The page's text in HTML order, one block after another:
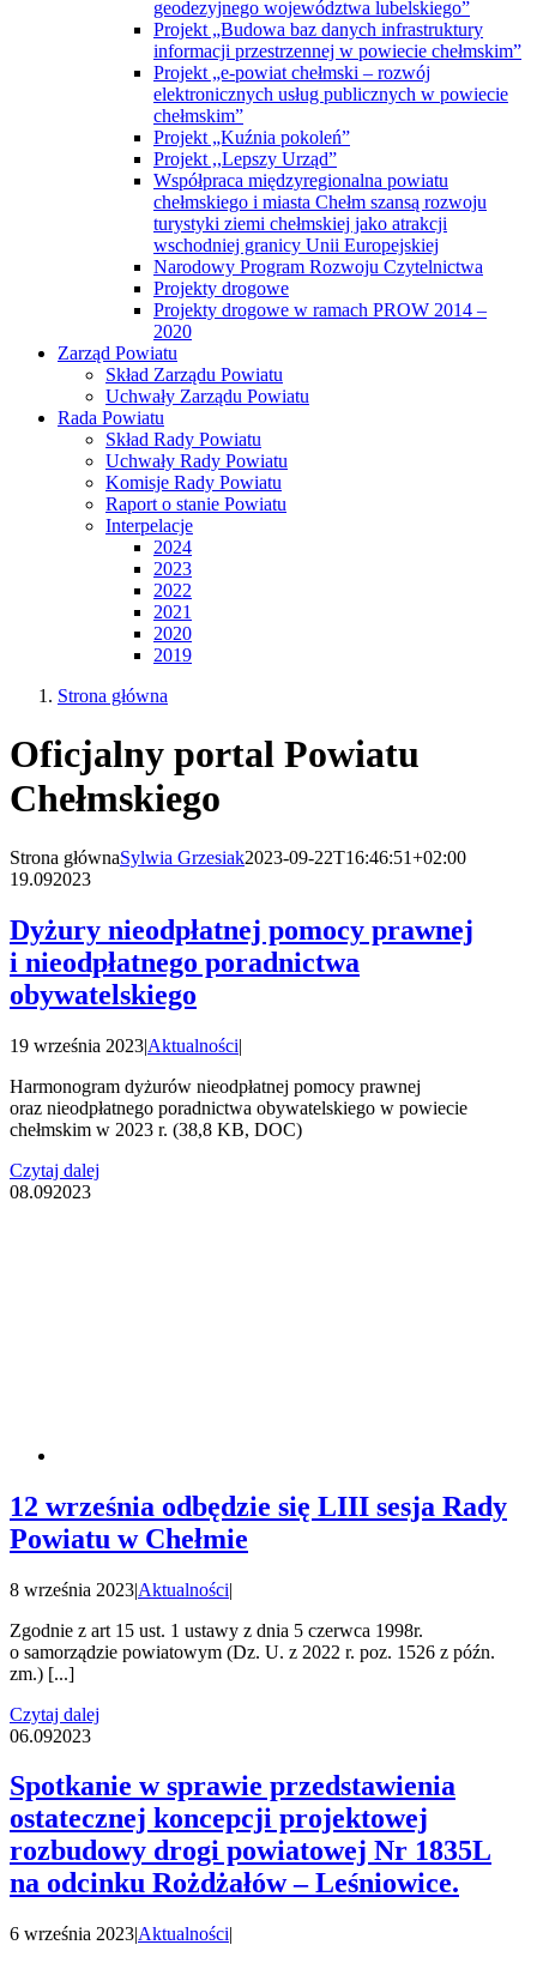
geodezyjnego województwa lubelskiego”
Projekt „Budowa baz danych infrastruktury
informacji przestrzennej w powiecie chełmskim”
Projekt „e-powiat chełmski – rozwój
elektronicznych usług publicznych w powiecie
chełmskim”
Projekt „Kuźnia pokoleń”
Projekt ,,Lepszy Urząd”
Współpraca międzyregionalna powiatu
chełmskiego i miasta Chełm szansą rozwoju
turystyki ziemi chełmskiej jako atrakcji
wschodniej granicy Unii Europejskiej
Narodowy Program Rozwoju Czytelnictwa
Projekty drogowe
Projekty drogowe w ramach PROW 2014 –
2020
Zarząd Powiatu
Skład Zarządu Powiatu
Uchwały Zarządu Powiatu
Rada Powiatu
Skład Rady Powiatu
Uchwały Rady Powiatu
Komisje Rady Powiatu
Raport o stanie Powiatu
Interpelacje
2024
2023
2022
2021
2020
2019
Strona główna
Oficjalny portal Powiatu
Chełmskiego
Strona głównaSylwia Grzesiak2023-09-22T16:46:51+02:00
19.092023
Dyżury nieodpłatnej pomocy prawnej
i nieodpłatnego poradnictwa
obywatelskiego
19 września 2023|Aktualności|
Harmonogram dyżurów nieodpłatnej pomocy prawnej
oraz nieodpłatnego poradnictwa obywatelskiego w powiecie
chełmskim w 2023 r. (38,8 KB, DOC)
Czytaj dalej
08.092023
12 września odbędzie się LIII sesja Rady
Powiatu w Chełmie
8 września 2023|Aktualności|
Zgodnie z art 15 ust. 1 ustawy z dnia 5 czerwca 1998r.
o samorządzie powiatowym (Dz. U. z 2022 r. poz. 1526 z późn.
zm.) [...]
Czytaj dalej
06.092023
Spotkanie w sprawie przedstawienia
ostatecznej koncepcji projektowej
rozbudowy drogi powiatowej Nr 1835L
na odcinku Rożdżałów – Leśniowice.
6 września 2023|Aktualności|